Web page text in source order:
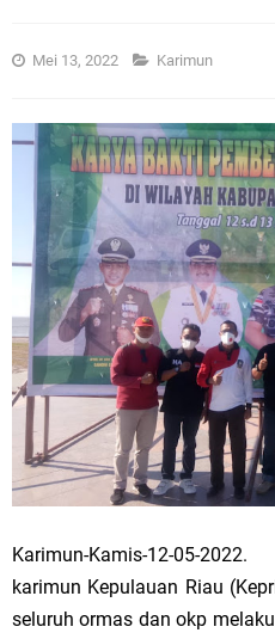
Mei 13, 2022 Karimun
Karimun-Kamis-12-05-
karimun Kepulauan Riau
seluruh ormas dan okp